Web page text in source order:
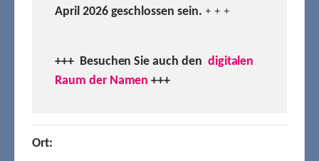
April 2026 geschlossen sein. + + +
+++ Besuchen Sie auch den digitalen
Raum der Namen +++
Ort: